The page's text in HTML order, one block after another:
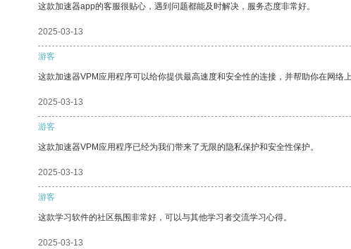
这款加速器app的客服很贴心，遇到问题都能及时解决，服务态度非常好。
2025-03-13
游客
这款加速器VPM应用程序可以给你提供最高速度和安全性的连接，并帮助你在网络上
2025-03-13
游客
这款加速器VPM应用程序已经为我们带来了无限的隐私保护和安全性保护。
2025-03-13
游客
这款学习软件的社区氛围非常好，可以与其他学习者交流学习心得。
2025-03-13